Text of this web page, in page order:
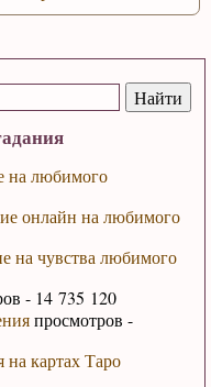
на любимого
онлайн на любимого
на чувства любимого
- 14 735 120
просмотров -
картах Таро